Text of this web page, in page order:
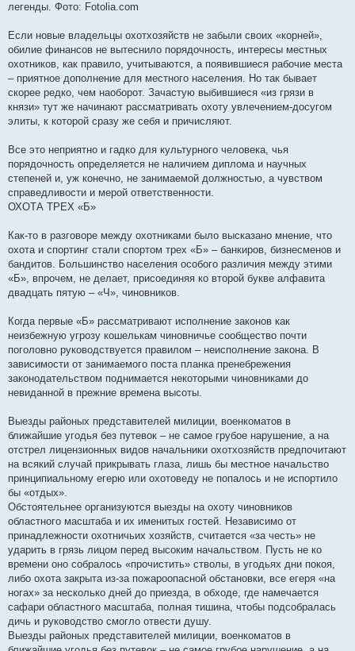
легенды. Фото: Fotolia.com
Если новые владельцы охотхозяйств не забыли своих «корней»,
обилие финансов не вытеснило порядочность, интересы местных
охотников, как правило, учитываются, а появившиеся рабочие места
– приятное дополнение для местного населения. Но так бывает
скорее редко, чем наоборот. Зачастую выбившиеся «из грязи в
князи» тут же начинают рассматривать охоту увлечением-досугом
элиты, к которой сразу же себя и причисляют.
Все это неприятно и гадко для культурного человека, чья
порядочность определяется не наличием диплома и научных
степеней и, уж конечно, не занимаемой должностью, а чувством
справедливости и мерой ответственности.
ОХОТА ТРЕХ «Б»
Как-то в разговоре между охотниками было высказано мнение, что
охота и спортинг стали спортом трех «Б» – банкиров, бизнесменов и
бандитов. Большинство населения особого различия между этими
«Б», впрочем, не делает, присоединяя ко второй букве алфавита
двадцать пятую – «Ч», чиновников.
Когда первые «Б» рассматривают исполнение законов как
неизбежную угрозу кошелькам чиновничье сообщество почти
поголовно руководствуется правилом – неисполнение закона. В
зависимости от занимаемого поста планка пренебрежения
законодательством поднимается некоторыми чиновниками до
невиданной в прежние времена высоты.
Выезды районых представителей милиции, военкоматов в
ближайшие угодья без путевок – не самое грубое нарушение, а на
отстрел лицензионных видов начальники охотхозяйств предпочитают
на всякий случай прикрывать глаза, лишь бы местное начальство
принципиальному егерю или охотоведу не попалось и не испортило
бы «отдых».
Обстоятельнее организуются выезды на охоту чиновников
областного масштаба и их именитых гостей. Независимо от
принадлежности охотничьих хозяйств, считается «за честь» не
ударить в грязь лицом перед высоким начальством. Пусть не ко
времени оно собралось «прочистить» стволы, в угодьях дни покоя,
либо охота закрыта из-за пожароопасной обстановки, все егеря «на
ногах» за несколько дней до приезда, в обходе, где намечается
сафари областного масштаба, полная тишина, чтобы подсобралась
дичь и руководство смогло отвести душу.
Выезды районых представителей милиции, военкоматов в